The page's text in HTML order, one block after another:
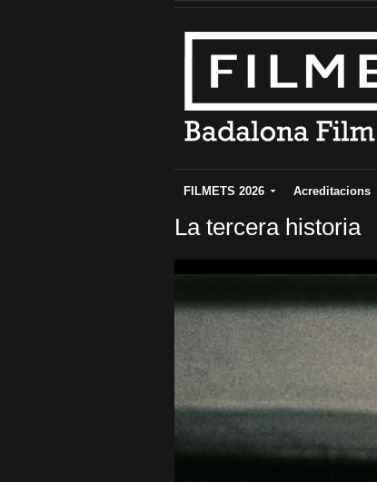
FILMETS 2026 Acreditacions
La tercera historia